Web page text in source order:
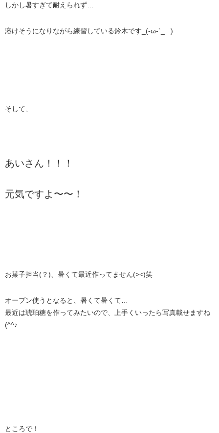
しかし暑すぎて耐えられず…
溶けそうになりながら練習している鈴木です_(-ω-`_ )
そして、
あいさん！！！
元気ですよ〜〜！
お菓子担当(？)、暑くて最近作ってません(><)笑
オーブン使うとなると、暑くて暑くて…
最近は琥珀糖を作ってみたいので、上手くいったら写真載せますね
(^^♪
ところで！